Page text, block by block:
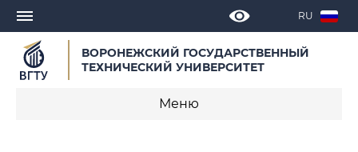
RU
ВОРОНЕЖСКИЙ ГОСУДАРСТВЕННЫЙ
ТЕХНИЧЕСКИЙ УНИВЕРСИТЕТ
Меню